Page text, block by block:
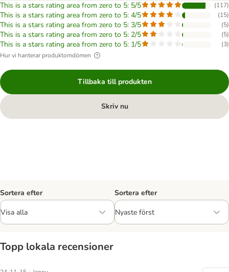
This is a stars rating area from zero to 5: 5/5 (117)
This is a stars rating area from zero to 5: 4/5 (15)
This is a stars rating area from zero to 5: 3/5 (5)
This is a stars rating area from zero to 5: 2/5 (5)
This is a stars rating area from zero to 5: 1/5 (3)
Hur vi hanterar produktomdömen
Tillbaka till produkten
Skriv nu
Sortera efter Sortera efter
Topp lokala recensioner